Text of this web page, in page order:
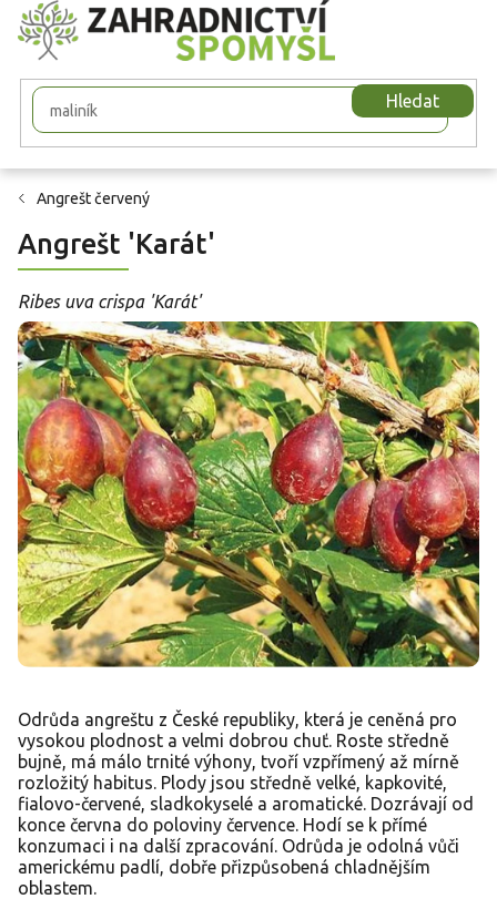
Přejít
na
obsah
Hledat
Angrešt červený
Angrešt 'Karát'
Ribes uva crispa 'Karát'
Odrůda angreštu z České republiky, která je ceněná pro
vysokou plodnost a velmi dobrou chuť. Roste středně
bujně, má málo trnité výhony, tvoří vzpřímený až mírně
rozložitý habitus. Plody jsou středně velké, kapkovité,
fialovo-červené, sladkokyselé a aromatické. Dozrávají od
konce června do poloviny července. Hodí se k přímé
konzumaci i na další zpracování. Odrůda je odolná vůči
americkému padlí, dobře přizpůsobená chladnějším
oblastem.